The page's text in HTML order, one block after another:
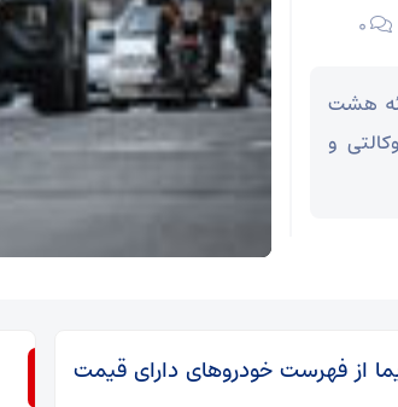
۰
هشت
و
از فهرست خودروهای دارای قیمت